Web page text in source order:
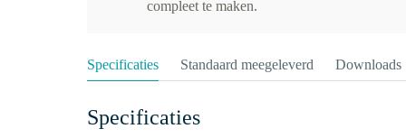
compleet te maken.
Specificaties Standaard meegeleverd Downloads
Specificaties